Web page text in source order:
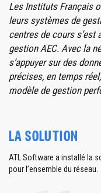
Les Instituts Français
leurs systèmes de
centres de cours
gestion AEC. Avec la
s’appuyer sur des
précises, en temps
modèle de gestion
LA SOLUTION
ATL Software a installé la
pour l’ensemble du réseau.